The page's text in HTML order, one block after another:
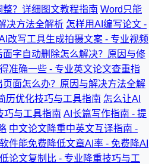
？详细图文教程指南 Word只能
决方法全解析 怎样用AI编写论文 -
改写工具生成拍摄文案 - 专业视频
面字自动删除怎么解决？原因与修
准确一些 - 专业英文论文查重指
面怎么办？原因与解决方法全解
历优化技巧与工具指南 怎么让AI
巧与工具指南 AI长篇写作指南 - 提
中文论文降重中英文互译指南 -
件能免费降低文章AI率 - 免费降AI
论文复制比 - 专业降重技巧与工